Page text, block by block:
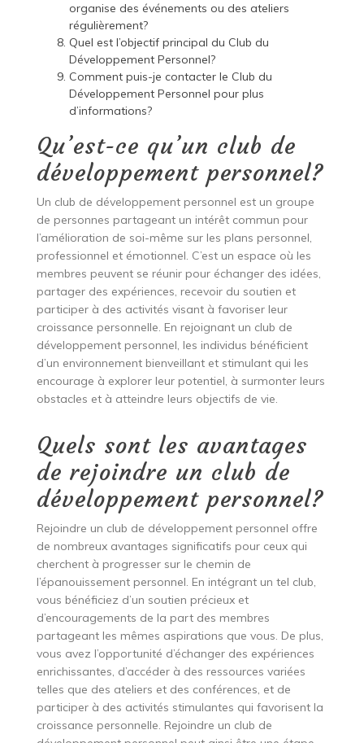
organise des événements ou des ateliers
régulièrement?
Quel est l’objectif principal du Club du
Développement Personnel?
Comment puis-je contacter le Club du
Développement Personnel pour plus
d’informations?
Qu’est-ce qu’un club de
développement personnel?
Un club de développement personnel est un groupe
de personnes partageant un intérêt commun pour
l’amélioration de soi-même sur les plans personnel,
professionnel et émotionnel. C’est un espace où les
membres peuvent se réunir pour échanger des idées,
partager des expériences, recevoir du soutien et
participer à des activités visant à favoriser leur
croissance personnelle. En rejoignant un club de
développement personnel, les individus bénéficient
d’un environnement bienveillant et stimulant qui les
encourage à explorer leur potentiel, à surmonter leurs
obstacles et à atteindre leurs objectifs de vie.
Quels sont les avantages
de rejoindre un club de
développement personnel?
Rejoindre un club de développement personnel offre
de nombreux avantages significatifs pour ceux qui
cherchent à progresser sur le chemin de
l’épanouissement personnel. En intégrant un tel club,
vous bénéficiez d’un soutien précieux et
d’encouragements de la part des membres
partageant les mêmes aspirations que vous. De plus,
vous avez l’opportunité d’échanger des expériences
enrichissantes, d’accéder à des ressources variées
telles que des ateliers et des conférences, et de
participer à des activités stimulantes qui favorisent la
croissance personnelle. Rejoindre un club de